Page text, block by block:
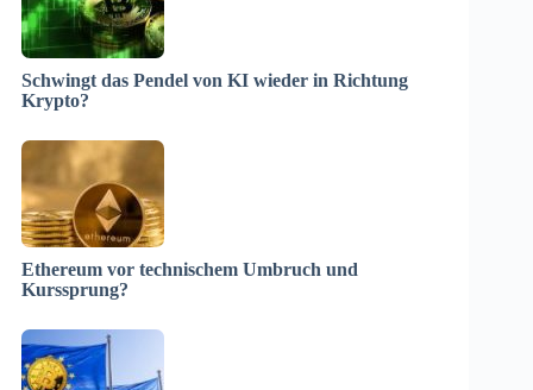
Schwingt das Pendel von KI wieder in Richtung
Krypto?
Ethereum vor technischem Umbruch und
Kurssprung?